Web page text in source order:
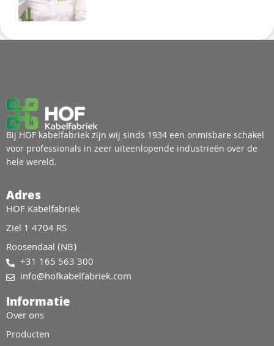
Bij HOF kabelfabriek zijn wij sinds 1934 een onmisbare schakel
voor professionals in zeer uiteenlopende industrieën over de
hele wereld.
Adres
HOF Kabelfabriek
Ziel 1 4704 RS
Roosendaal (NB)
+31 165 563 300
info@hofkabelfabriek.com
Informatie
Over ons
Producten